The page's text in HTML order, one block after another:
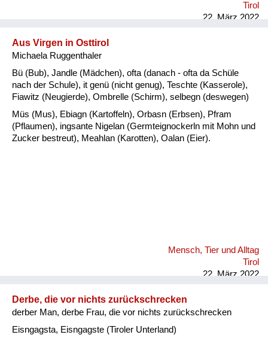
Tirol
22. März 2022
Aus Virgen in Osttirol
Michaela Ruggenthaler
Bü (Bub), Jandle (Mädchen), ofta (danach - ofta da Schüle
nach der Schule), it genü (nicht genug), Teschte (Kasserole),
Fiawitz (Neugierde), Ombrelle (Schirm), selbegn (deswegen)
Müs (Mus), Ebiagn (Kartoffeln), Orbasn (Erbsen), Pfram
(Pflaumen), ingsante Nigelan (Germteignockerln mit Mohn und
Zucker bestreut), Meahlan (Karotten), Oalan (Eier).
Mensch, Tier und Alltag
Tirol
22. März 2022
Derbe, die vor nichts zurückschrecken
derber Man, derbe Frau, die vor nichts zurückschrecken
Eisngagsta, Eisngagste (Tiroler Unterland)